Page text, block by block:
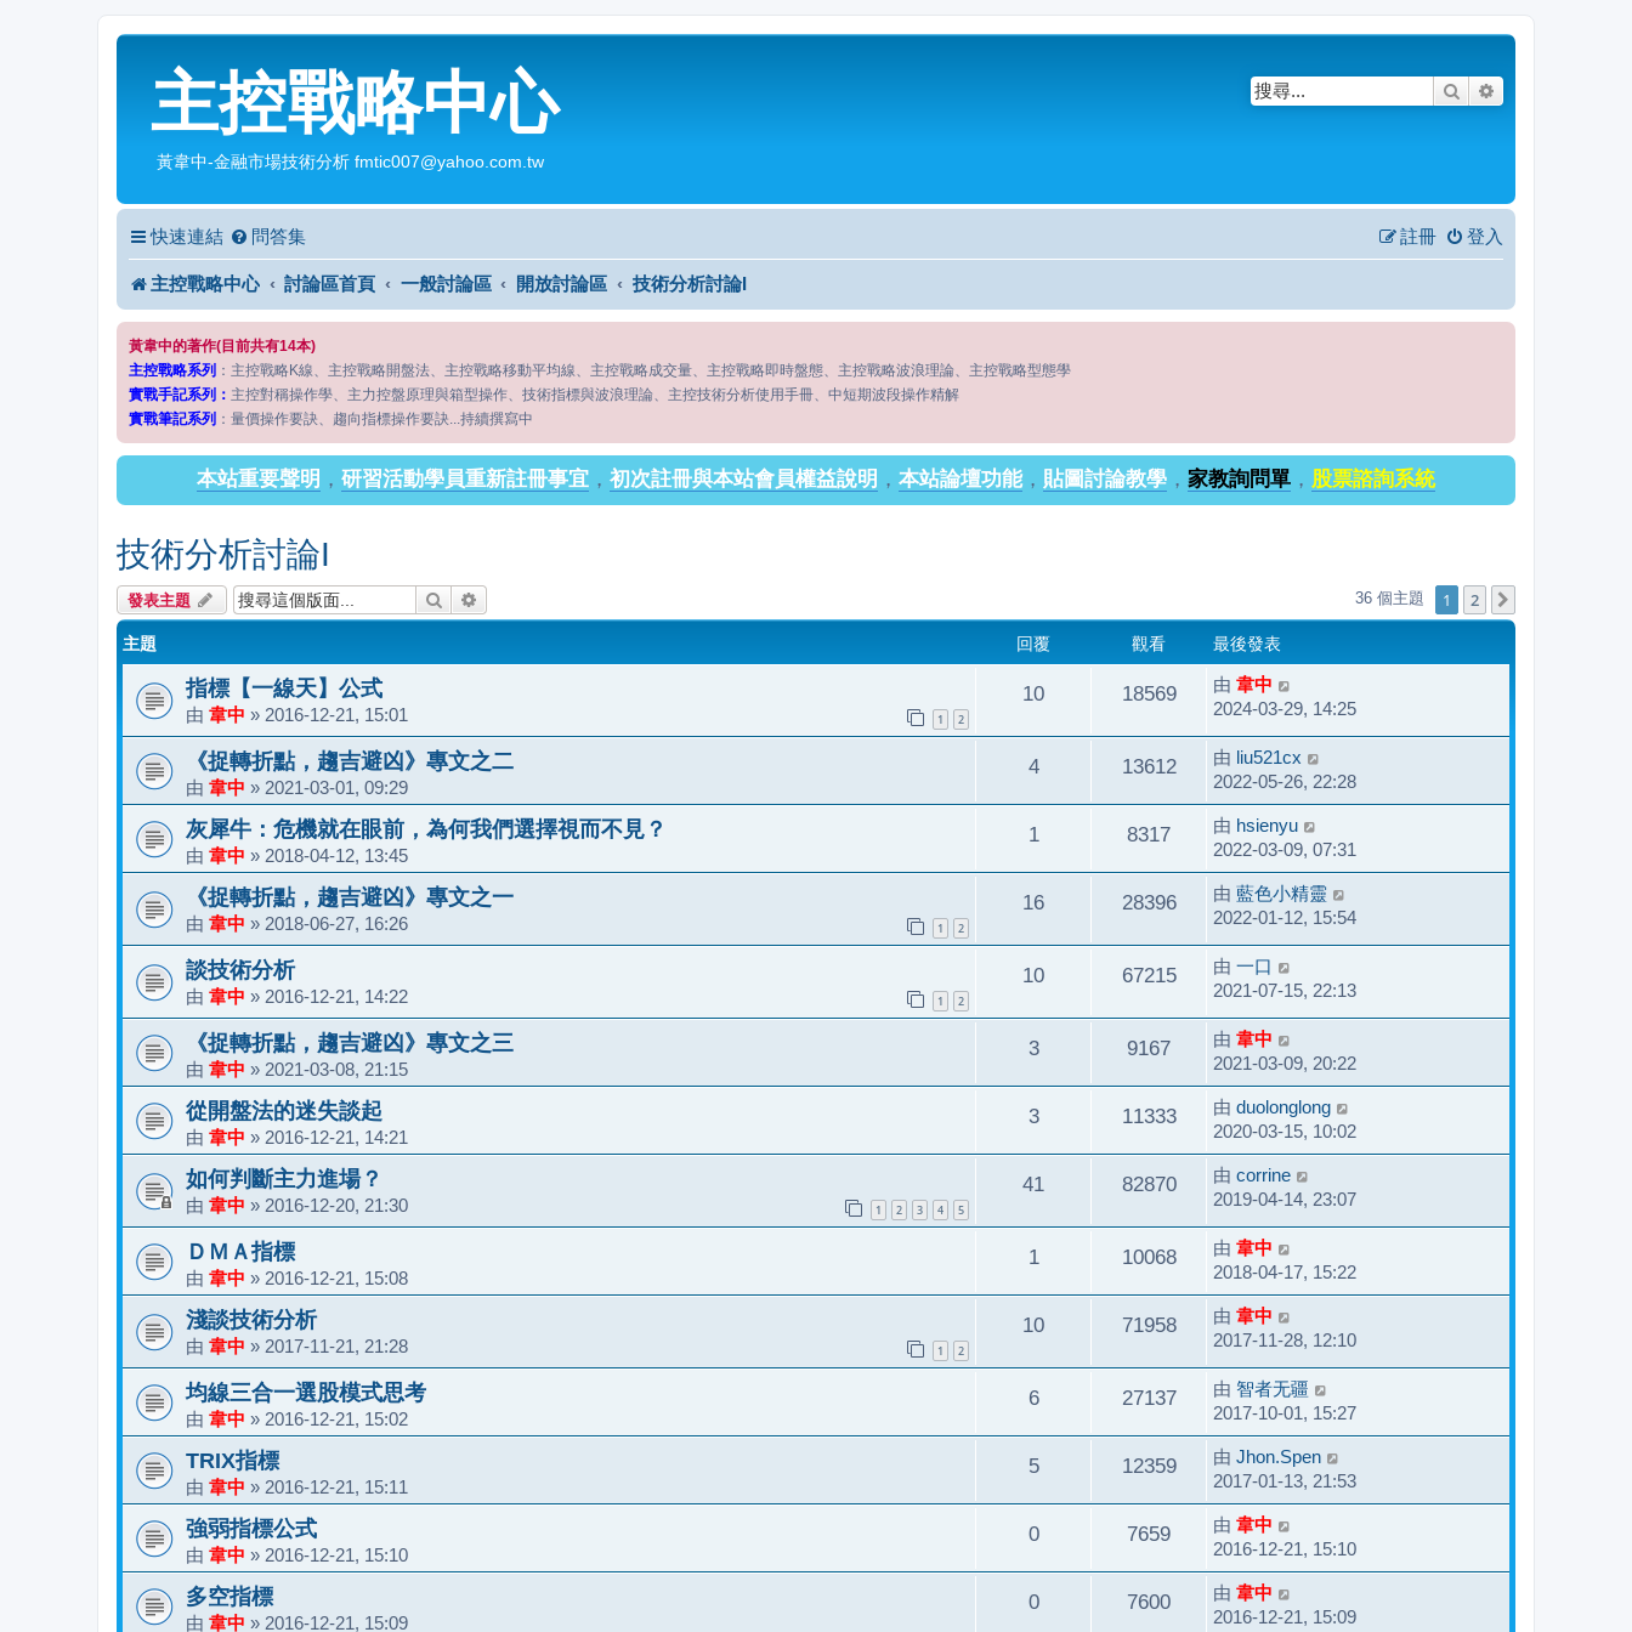
主控戰略中心
黃韋中-金融市場技術分析 fmtic007@yahoo.com.tw
搜尋
快速連結 問答集 登入
註冊
主控戰略中心 討論區首頁 一般討論區 開放討論區 技術分析討論I
黃韋中的著作(目前共有14本)
主控戰略系列 ：主控戰略K線、主控戰略開盤法、主控戰略移動平均線、主控戰略成交量、主控戰略即時盤態、主控戰略波浪理論、主控戰略型態學
實戰手記系列： 主控對稱操作學、主力控盤原理與箱型操作、技術指標與波浪理論、主控技術分析使用手冊、中短期波段操作精解
實戰筆記系列 ：量價操作要訣、趨向指標操作要訣...持續撰寫中
本站重要聲明 ， 研習活動學員重新註冊事宜 ， 初次註冊與本站會員權益說明 ， 本站論壇功能， 貼圖討論教學 ， 家教詢問單 ， 股票諮詢系統
技術分析討論I
發表主題 搜尋 36 個主題 1 2
主題 回覆 觀看 最後發表
指標【一線天】公式
由 韋中 » 2016-12-21, 15:01 1 2
10 18569 由 韋中
2024-03-29, 14:25
《捉轉折點，趨吉避凶》專文之二
由 韋中 » 2021-03-01, 09:29
4 13612 由 liu521cx
2022-05-26, 22:28
灰犀牛：危機就在眼前，為何我們選擇視而不見？
由 韋中 » 2018-04-12, 13:45
1 8317 由 hsienyu
2022-03-09, 07:31
《捉轉折點，趨吉避凶》專文之一
由 韋中 » 2018-06-27, 16:26 1 2
16 28396 由 藍色小精靈
2022-01-12, 15:54
談技術分析
由 韋中 » 2016-12-21, 14:22 1 2
10 67215 由 一口
2021-07-15, 22:13
《捉轉折點，趨吉避凶》專文之三
由 韋中 » 2021-03-08, 21:15
3 9167 由 韋中
2021-03-09, 20:22
從開盤法的迷失談起
由 韋中 » 2016-12-21, 14:21
3 11333 由 duolonglong
2020-03-15, 10:02
如何判斷主力進場？
由 韋中 » 2016-12-20, 21:30 1 2 3 4 5
41 82870 由 corrine
2019-04-14, 23:07
ＤＭＡ指標
由 韋中 » 2016-12-21, 15:08
1 10068 由 韋中
2018-04-17, 15:22
淺談技術分析
由 韋中 » 2017-11-21, 21:28 1 2
10 71958 由 韋中
2017-11-28, 12:10
均線三合一選股模式思考
由 韋中 » 2016-12-21, 15:02
6 27137 由 智者无疆
2017-10-01, 15:27
TRIX指標
由 韋中 » 2016-12-21, 15:11
5 12359 由 Jhon.Spen
2017-01-13, 21:53
強弱指標公式
由 韋中 » 2016-12-21, 15:10
0 7659 由 韋中
2016-12-21, 15:10
多空指標
由 韋中 » 2016-12-21, 15:09
0 7600 由 韋中
2016-12-21, 15:09